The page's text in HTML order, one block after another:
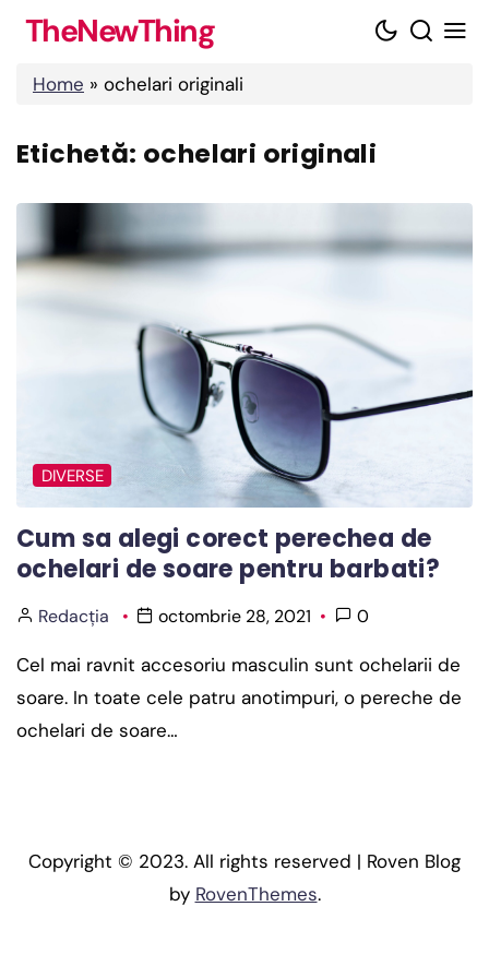
Skip
content
TheNewThing
Home » ochelari originali
Etichetă: ochelari originali
DIVERSE
Cum sa alegi corect perechea de
ochelari de soare pentru barbati?
Redacția octombrie 28, 2021 0
Cel mai ravnit accesoriu masculin sunt ochelarii de
soare. In toate cele patru anotimpuri, o pereche de
ochelari de soare…
Copyright © 2023. All rights reserved | Roven Blog
by RovenThemes.